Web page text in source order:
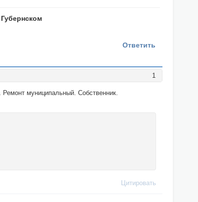
Ответить
1
муниципальный. Собственник.
Цитировать